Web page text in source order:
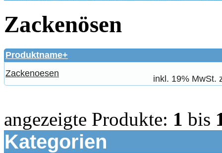
Zackenösen
Produktname+
Zackenoesen
inkl. 19% MwSt.
angezeigte Produkte: 1 bis
Kategorien